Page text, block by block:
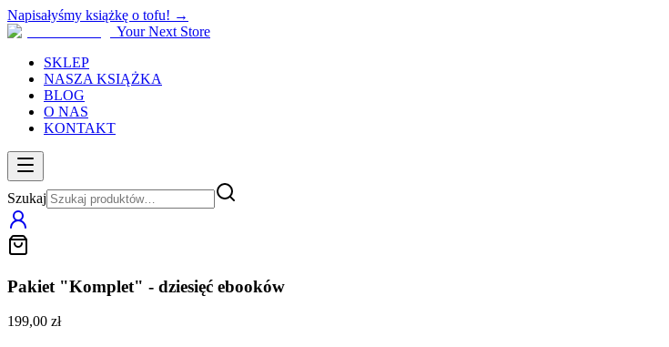
Napisałyśmy książkę o tofu! →
Your Next Store
SKLEP
NASZA KSIĄŻKA
BLOG
O NAS
KONTAKT
Szukaj
Pakiet "Komplet" - dziesięć ebooków
199,00 zł